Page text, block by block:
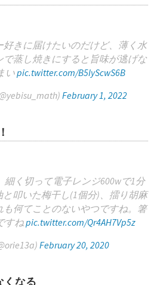
好きに届けたいのだけど、薄く水
で蒸し焼きにすると旨味が逃げな
いpic.twitter.com/B5IyScwS6B
February 1, 2022
細く切って電子レンジ600wで1分
叩いた梅干し(1個分)、擂り胡麻
も何てことのないやつですね。箸
すねpic.twitter.com/Qr4AH7Vp5z
February 20, 2020
くなる